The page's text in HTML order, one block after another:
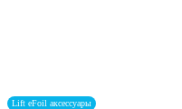
Lift eFoil аксессуары